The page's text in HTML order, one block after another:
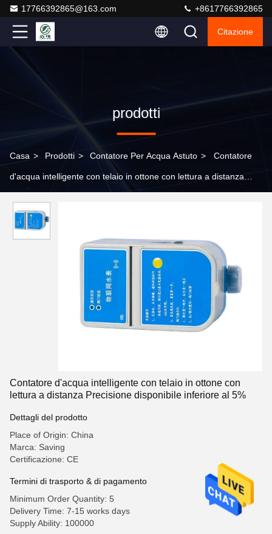
17766392865@163.com +8617766392865
Citazione
prodotti
Casa > Prodotti > Contatore Per Acqua Astuto > Contatore
d'acqua intelligente con telaio in ottone con lettura a distanza
Contatore d'acqua intelligente con telaio in ottone con
lettura a distanza Precisione disponibile inferiore al 5%
Dettagli del prodotto
Place of Origin: China
Marca: Saving
Certificazione: CE
Termini di trasporto & di pagamento
Minimum Order Quantity: 5
Delivery Time: 7-15 works days
Supply Ability: 100000